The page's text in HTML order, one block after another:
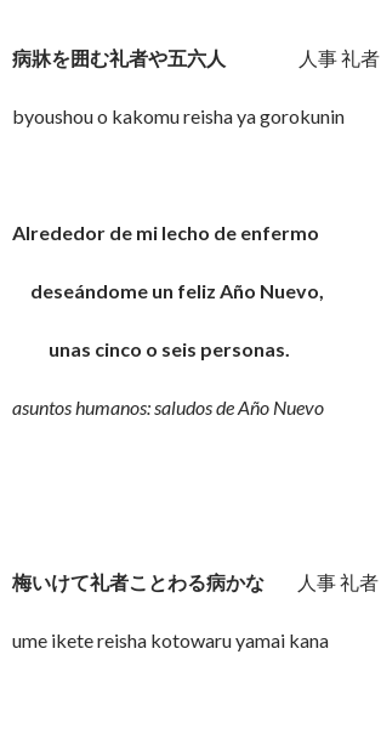
病牀を囲む礼者や五六人 人事 礼者
byoushou o kakomu reisha ya gorokunin
Alrededor de mi lecho de enfermo
deseándome un feliz Año Nuevo,
unas cinco o seis personas.
asuntos humanos: saludos de Año Nuevo
梅いけて礼者ことわる病かな 人事 礼者
ume ikete reisha kotowaru yamai kana